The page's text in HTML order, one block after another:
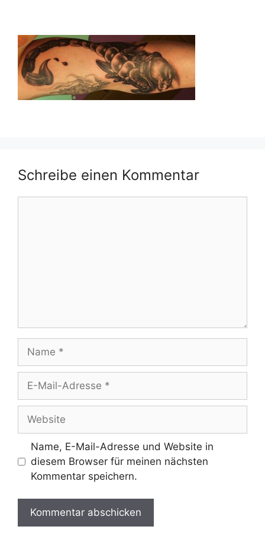
Schreibe einen Kommentar
Mail-
Adresse
Name, E-Mail-Adresse und Website in
diesem Browser für meinen nächsten
Kommentar speichern.